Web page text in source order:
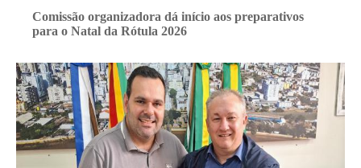
Comissão organizadora dá início aos preparativos
para o Natal da Rótula 2026